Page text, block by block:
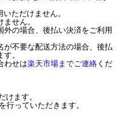
ただけません。
せん。
の場合、後払い決済をご利用
不要な配送方法の場合、後払
。
わせは楽天市場までご連絡 くだ
けます。
行っていただきます。